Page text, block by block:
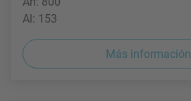
Al: 153
Más información